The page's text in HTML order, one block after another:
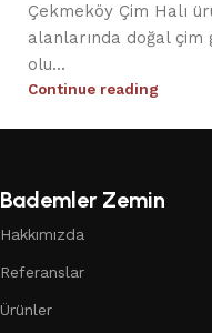
Çekmeköy Çim Halı
alanlarında doğal çim
olu...
Continue reading
Bademler Zemin
Hakkımızda
Referanslar
Ürünler